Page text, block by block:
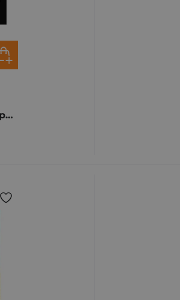
Pierwsze wojny Republiki Rzymskiej 508-474 p.n.e.